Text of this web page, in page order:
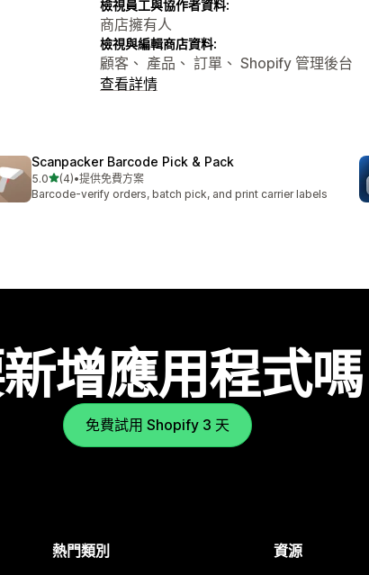
檢視員工與協作者資料:
商店擁有人
檢視與編輯商店資料:
顧客、 產品、 訂單、 Shopify 管理後台
查看詳情
Scanpacker Barcode Pick & Pack
5.0滿分 5 顆星
(4)
共有 4 則評價
•提供免費方案
Barcode-verify orders, batch pick, and print carrier labels
增應用程式嗎
免費試用 Shopify 3 天
熱門類別 資源